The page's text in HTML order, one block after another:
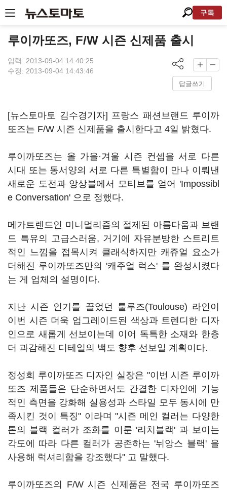
구독
루이까또즈, F/W 시즌 신제품 출시
입력: 2013-09-04 14:40:25
수정: 2013-09-04 14:43:46
답글쓰기
[뉴스토마토 김수경기자] 프랑스 패션브랜드 루이까
또즈는 F/W 시즌 신제품을 출시한다고 4일 밝혔다.
루이까또즈는 올 가을·겨울 시즌 컨셉을 서로 다른
시대 또는 동서양의 서로 다른 특별함이 만나 이뤄낸
새로운 도전과 앙상블에서 모티브를 얻어 'Impossibl
e Conversation' 으로 정했다.
메가트렌드인 미니멀리즘의 절제된 아름다움과 브랜
드 특유의 고급스러움, 거기에 자유분방한 스트리트
적인 느낌을 접목시켜 클래식하지만 캐쥬얼 요소가
더해진 루이까또즈만의 '캐주얼 럭스' 를 완성시켰다
는 게 업체의 설명이다.
지난 시즌 인기를 끌었던 툴루즈(Toulouse) 라인이
이번 시즌 더욱 업그레이드된 색상과 트렌디한 디자
인으로 새롭게 선보이는데 이어 독특한 소재와 한층
더 과감해진 디테일의 백도 향후 선보일 계획이다.
정성희 루이까또즈 디자인 실장은 "이번 시즌 루이까
또즈 제품들은 단순하면서도 간결한 디자인에 기능
적인 측면을 강화해 실용성과 스타일 모두 동시에 만
족시킨 것이 특징" 이라며 "시즌 메인 컬러는 다양한
톤의 블랙 컬러가 조화를 이룬 '리치블랙' 과 보이는
각도에 따라 다른 컬러가 공존하는 '뉘앙스 블랙' 을
사용해 럭셔리함을 강조했다" 고 말했다.
루이까또즈의 F/W 시즌 신제품은 전국 루이까또즈